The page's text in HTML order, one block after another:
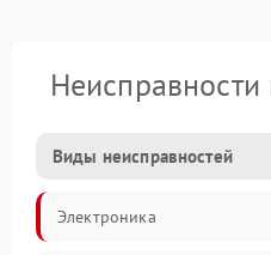
Неисправности
Виды неисправностей
Электроника